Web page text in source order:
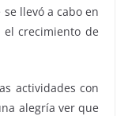
llevó a cabo en
crecimiento de
actividades con
alegría ver que